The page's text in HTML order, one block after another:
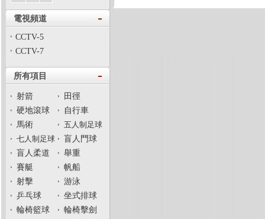
電視頻道
CCTV-5
CCTV-7
所有項目
射箭
田徑
硬地滾球
自行車
馬術
五人制足球
七人制足球
盲人門球
盲人柔道
舉重
賽艇
帆船
射擊
游泳
乒乓球
坐式排球
輪椅籃球
輪椅擊劍